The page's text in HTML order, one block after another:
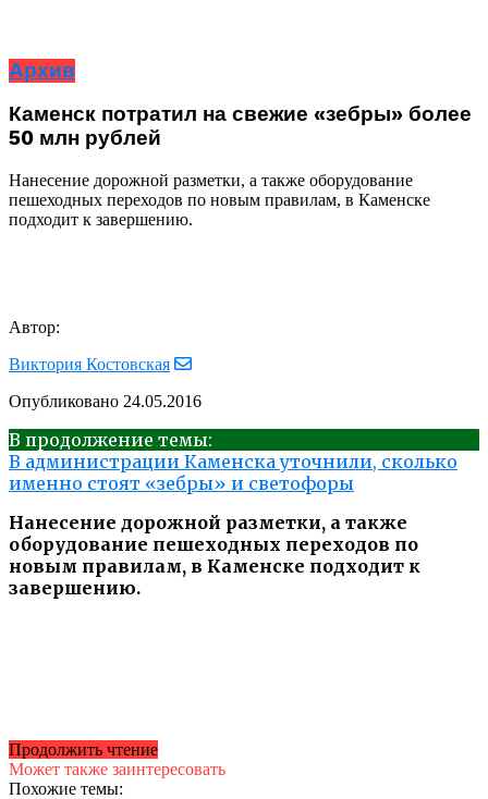
Архив
Каменск потратил на свежие «зебры» более
50 млн рублей
Нанесение дорожной разметки, а также оборудование
пешеходных переходов по новым правилам, в Каменске
подходит к завершению.
Автор:
Виктория Костовская
Опубликовано 24.05.2016
В продолжение темы:
В администрации Каменска уточнили, сколько
именно стоят «зебры» и светофоры
Нанесение дорожной разметки, а также
оборудование пешеходных переходов по
новым правилам, в Каменске подходит к
завершению.
Продолжить чтение
Может также заинтересовать
Похожие темы: